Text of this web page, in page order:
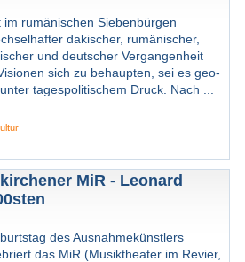
rumänischen Siebenbürgen
dakischer, rumänischer,
und deutscher Vergangenheit
sich zu behaupten, sei es geo-
tagespolitischem Druck. Nach ...
MiR - Leonard
des Ausnahmekünstlers
das MiR (Musiktheater im Revier,